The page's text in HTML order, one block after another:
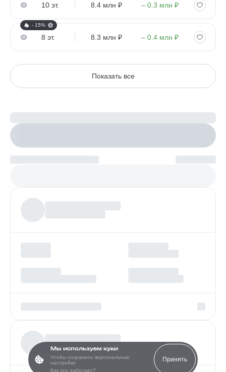
10 эт. 8.4 млн ₽ – 0.3 млн ₽
- 15%
8 эт. 8.3 млн ₽ – 0.4 млн ₽
Показать все
Мы используем куки
Чтобы сохранить персональные
настройки
Как это работает?
Принять